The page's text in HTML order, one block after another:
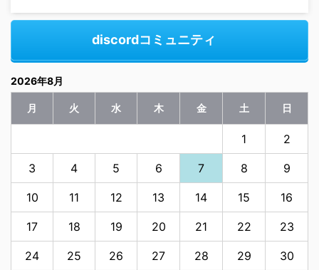
discordコミュニティ
2026年8月
月 火 水 木 金 土 日
1 2
3 4 5 6 7 8 9
10 11 12 13 14 15 16
17 18 19 20 21 22 23
24 25 26 27 28 29 30